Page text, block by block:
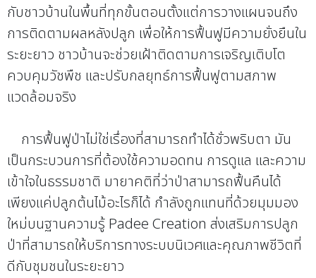
กับชาวบ้านในพื้นที่ทุกขั้นตอนตั้งแต่การวางแผนจนถึง
การติดตามผลหลังปลูก เพื่อให้การฟื้นฟูมีความยั่งยืนใน
ระยะยาว ชาวบ้านจะช่วยเฝ้าติดตามการเจริญเติบโต
ควบคุมวัชพืช และปรับกลยุทธ์การฟื้นฟูตามสภาพ
แวดล้อมจริง
การฟื้นฟูป่าไม่ใช่เรื่องที่สามารถทำได้ชั่วพริบตา มัน
เป็นกระบวนการที่ต้องใช้ความอดทน การดูแล และความ
เข้าใจในธรรมชาติ มายาคติที่ว่าป่าสามารถฟื้นคืนได้
เพียงแค่ปลูกต้นไม้อะไรก็ได้ กำลังถูกแทนที่ด้วยมุมมอง
ใหม่บนฐานความรู้ Padee Creation ส่งเสริมการปลูก
ป่าที่สามารถให้บริการทางระบบนิเวศและคุณภาพชีวิตที่
ดีกับชุมชนในระยะยาว